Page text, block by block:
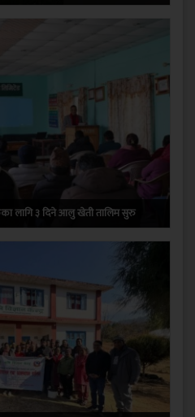
लागि ३ दिने आलु खेती तालिम सुरु